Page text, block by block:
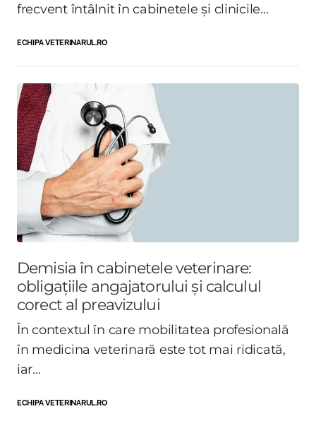
frecvent întâlnit în cabinetele și clinicile...
ECHIPA VETERINARUL.RO
Demisia în cabinetele veterinare:
obligațiile angajatorului și calculul
corect al preavizului
În contextul în care mobilitatea profesională
în medicina veterinară este tot mai ridicată,
iar...
ECHIPA VETERINARUL.RO